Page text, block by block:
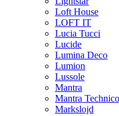
Loft House
LOFT IT
Lucia Tucci
Lucide
Lumina Deco
Lumion
Lussole
Mantra
Mantra Technico
Markslojd